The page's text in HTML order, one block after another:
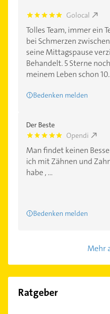
5.0 Golocal
Tolles Team, immer ein
bei Schmerzen
seine Mittagspause
Behandelt. 5 Sterne
meinem Leben schon
Bedenken melden
Der Beste
5.0 Opendi
Man findet keinen
ich mit Zähnen und
habe , ...
Bedenken melden
Mehr
Ratgeber